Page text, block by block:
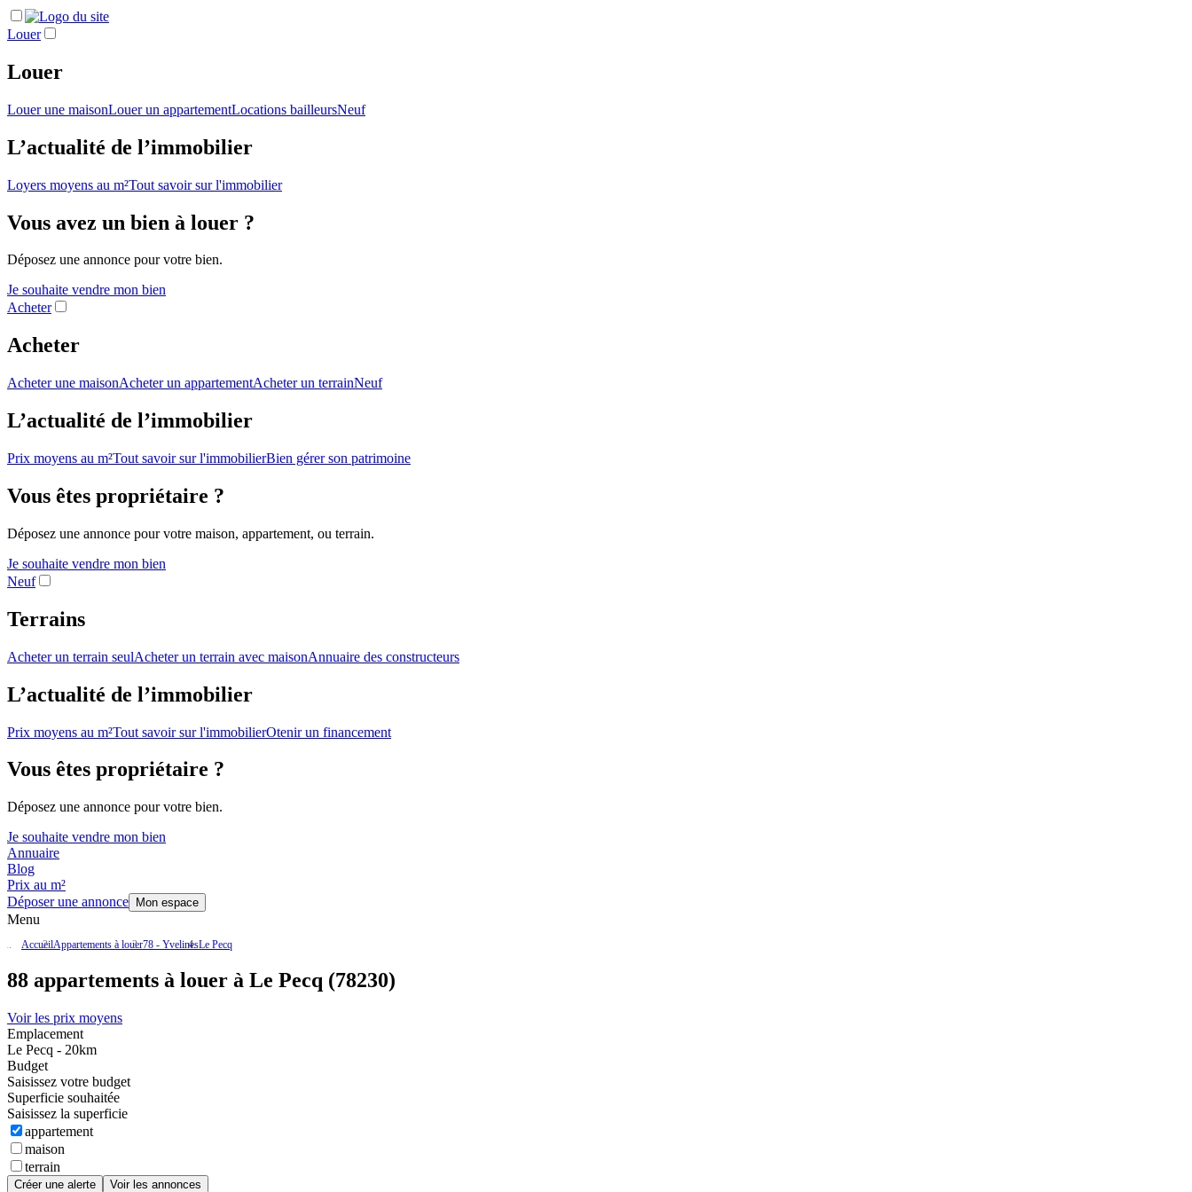
Louer
Louer
Louer une maisonLouer un appartementLocations bailleursNeuf
L’actualité de l’immobilier
Loyers moyens au m²Tout savoir sur l'immobilier
Vous avez un bien à louer ?
Déposez une annonce pour votre bien.
Je souhaite vendre mon bien
Acheter
Acheter
Acheter une maisonAcheter un appartementAcheter un terrainNeuf
L’actualité de l’immobilier
Prix moyens au m²Tout savoir sur l'immobilierBien gérer son patrimoine
Vous êtes propriétaire ?
Déposez une annonce pour votre maison, appartement, ou terrain.
Je souhaite vendre mon bien
Neuf
Terrains
Acheter un terrain seulAcheter un terrain avec maisonAnnuaire des constructeurs
L’actualité de l’immobilier
Prix moyens au m²Tout savoir sur l'immobilierOtenir un financement
Vous êtes propriétaire ?
Déposez une annonce pour votre bien.
Je souhaite vendre mon bien
Annuaire
Blog
Prix au m²
Déposer une annonce
Mon espace
Menu
AccueilAppartements à louer78 - YvelinesLe Pecq
88 appartements à louer à Le Pecq (78230)
Voir les prix moyens
Emplacement
Le Pecq - 20km
Budget
Saisissez votre budget
Superficie souhaitée
Saisissez la superficie
appartement
maison
terrain
Créer une alerte Voir les annonces